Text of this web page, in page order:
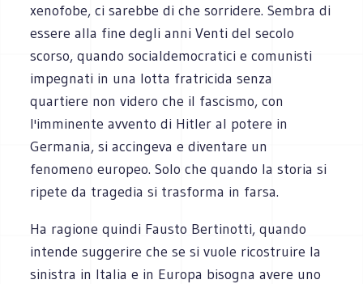
xenofobe, ci sarebbe di che sorridere. Sembra di
essere alla fine degli anni Venti del secolo
scorso, quando socialdemocratici e comunisti
impegnati in una lotta fratricida senza
quartiere non videro che il fascismo, con
l'imminente avvento di Hitler al potere in
Germania, si accingeva e diventare un
fenomeno europeo. Solo che quando la storia si
ripete da tragedia si trasforma in farsa.
Ha ragione quindi Fausto Bertinotti, quando
intende suggerire che se si vuole ricostruire la
sinistra in Italia e in Europa bisogna avere uno